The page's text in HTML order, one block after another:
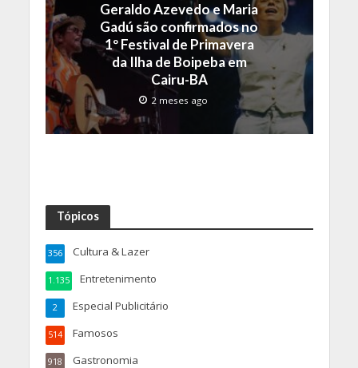
Geraldo Azevedo e Maria
Gadú são confirmados no
1º Festival de Primavera
da Ilha de Boipeba em
Cairu-BA
2 meses ago
Tópicos
Cultura & Lazer
356
Entretenimento
1.135
Especial Publicitário
2
Famosos
514
Gastronomia
918